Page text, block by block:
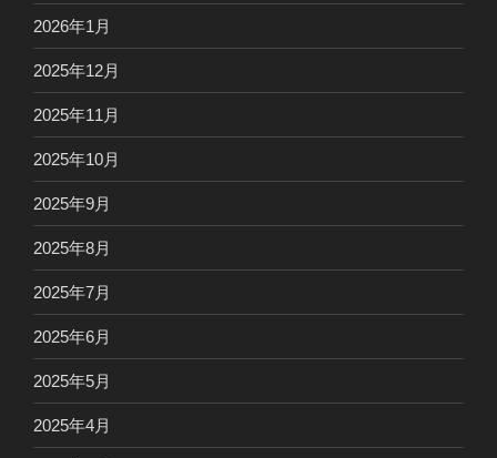
2026年1月
2025年12月
2025年11月
2025年10月
2025年9月
2025年8月
2025年7月
2025年6月
2025年5月
2025年4月